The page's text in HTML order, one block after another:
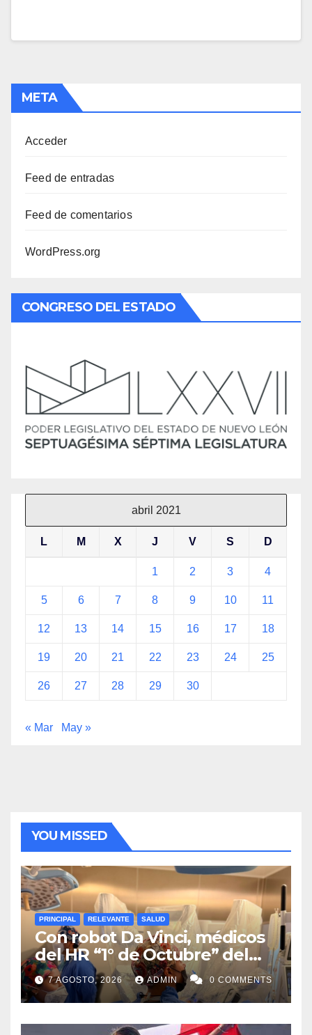
META
Acceder
Feed de entradas
Feed de comentarios
WordPress.org
CONGRESO DEL ESTADO
abril 2021
L M X J V S D
1 2 3 4
5 6 7 8 9 10 11
12 13 14 15 16 17 18
19 20 21 22 23 24 25
26 27 28 29 30
« Mar May »
YOU MISSED
PRINCIPAL RELEVANTE SALUD
Con robot Da Vinci, médicos
del HR “1° de Octubre” del
ISSSTE retiran tumor renal a
paciente de 72 años
7 AGOSTO, 2026 ADMIN 0 COMMENTS